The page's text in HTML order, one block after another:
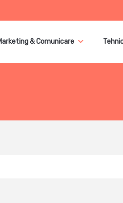
& Comunicare